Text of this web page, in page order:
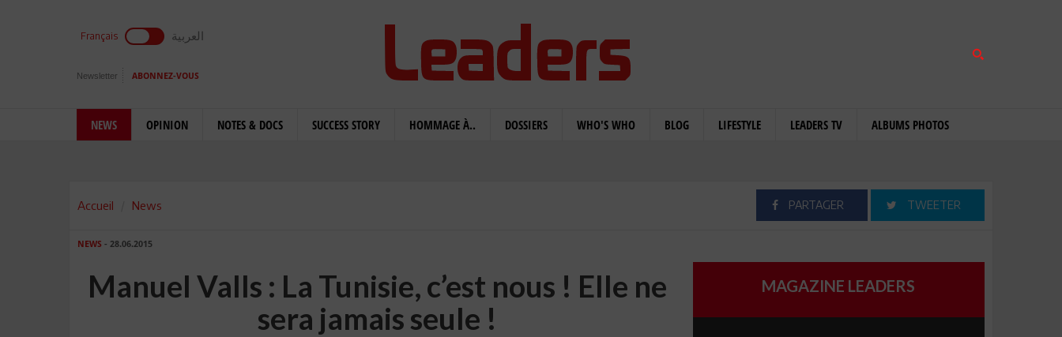
Français العربية
Newsletter ABONNEZ-VOUS
NEWS OPINION NOTES & DOCS SUCCESS STORY HOMMAGE À.. DOSSIERS WHO'S WHO BLOG LIFESTYLE LEADERS TV ALBUMS PHOTOS
Accueil News PARTAGER TWEETER
NEWS - 28.06.2015
Manuel Valls : La Tunisie, c’est nous ! Elle ne
sera jamais seule !
MAGAZINE LEADERS